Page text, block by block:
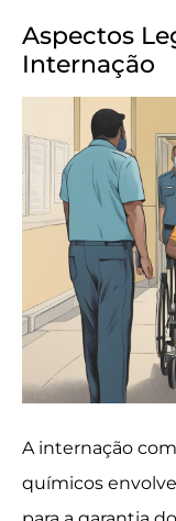
Aspectos
Internação
A internação
químicos